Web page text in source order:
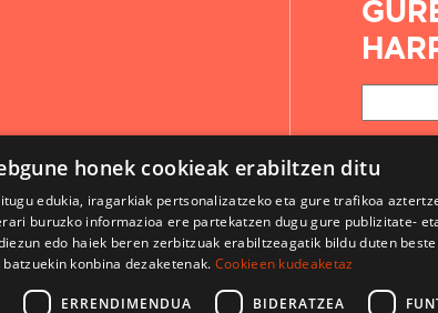
honek cookieak erabiltzen ditu
edukia, iragarkiak pertsonalizatzeko eta gure trafikoa
buruzko informazioa ere partekatzen dugu gure publizitate-
edo haiek beren zerbitzuak erabiltzeagatik bildu duten
batzuekin konbina dezaketenak. Cookieen kudeaketaz
ERRENDIMENDUA BIDERATZEA